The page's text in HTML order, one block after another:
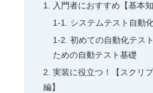
入門者におすすめ【基本知
システムテスト自動
初めての自動化テス
ための自動テスト基礎
実装に役立つ！【スクリ
編】